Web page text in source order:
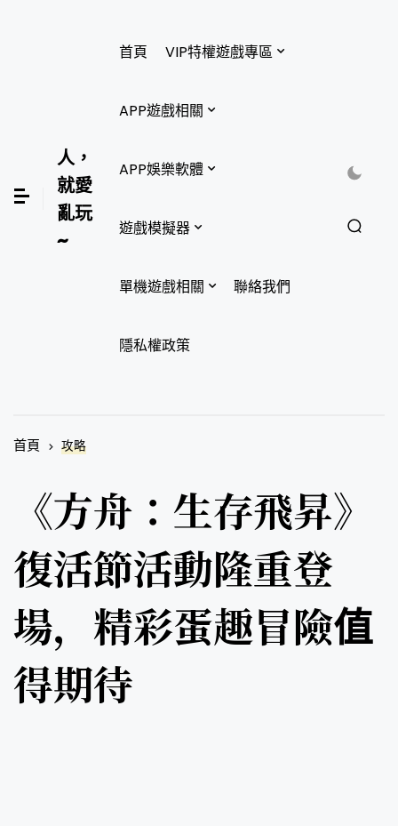
人，
就愛
亂玩
~
首頁 VIP特權遊戲專區
APP遊戲相關
APP娛樂軟體
遊戲模擬器
單機遊戲相關 聯絡我們
隱私權政策
首頁 攻略
《方舟：生存飛昇》
復活節活動隆重登
場，精彩蛋趣冒險值
得期待